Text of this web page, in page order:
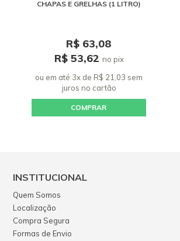
CHAPAS E GRELHAS (1 LITRO)
R$ 63,08
R$ 53,62 no pix
ou em até 3x de R$ 21,03 sem
juros no cartão
COMPRAR
INSTITUCIONAL
Quem Somos
Localização
Compra Segura
Formas de Envio